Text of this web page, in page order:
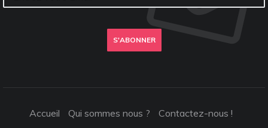
S'ABONNER
Accueil Qui sommes nous ? Contactez-nous !